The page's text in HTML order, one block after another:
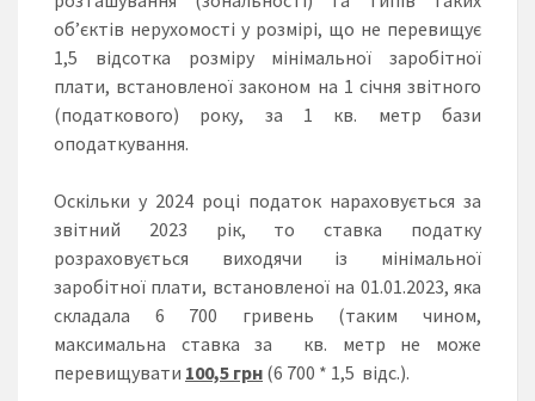
об’єктів нерухомості у розмірі, що не перевищує
1,5 відсотка розміру мінімальної заробітної
плати, встановленої законом на 1 січня звітного
(податкового) року, за 1 кв. метр бази
оподаткування.
Оскільки у 2024 році податок нараховується за
звітний 2023 рік, то ставка податку
розраховується виходячи із мінімальної
заробітної плати, встановленої на 01.01.2023, яка
складала 6 700 гривень (таким чином,
максимальна ставка за кв. метр не може
перевищувати 100,5 грн (6 700 * 1,5 відс.).